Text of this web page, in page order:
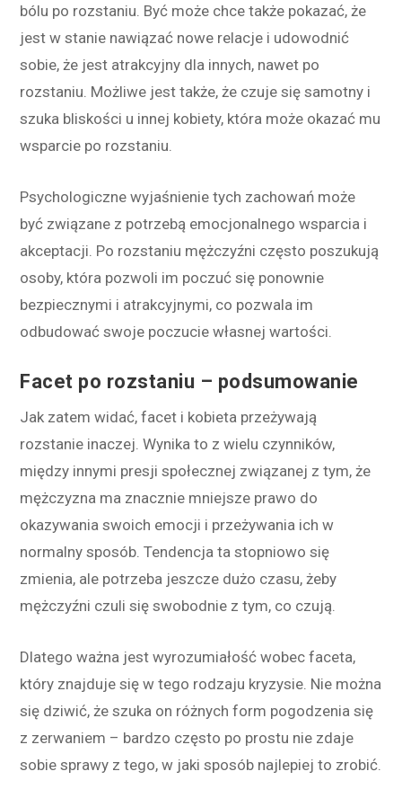
bólu po rozstaniu Być może chce także pokazać, że
jest w stanie nawiązać nowe relacje i udowodnić
sobie, że jest atrakcyjny dla innych, nawet po
rozstaniu Możliwe jest także, że czuje się samotny i
szuka bliskości u innej kobiety, która może okazać mu
wsparcie po rozstaniu
Psychologiczne wyjaśnienie tych zachowań może
być związane z potrzebą emocjonalnego wsparcia i
akceptacji. Po rozstaniu mężczyźni często poszukują
osoby, która pozwoli im poczuć się ponownie
bezpiecznymi i atrakcyjnymi, co pozwala im
odbudować swoje poczucie własnej wartości.
Facet po rozstaniu – podsumowanie
Jak zatem widać, facet i kobieta przeżywają
rozstanie inaczej. Wynika to z wielu czynników,
między innymi presji społecznej związanej z tym, że
mężczyzna ma znacznie mniejsze prawo do
okazywania swoich emocji i przeżywania ich w
normalny sposób. Tendencja ta stopniowo się
zmienia, ale potrzeba jeszcze dużo czasu, żeby
mężczyźni czuli się swobodnie z tym, co czują.
Dlatego ważna jest wyrozumiałość wobec faceta,
który znajduje się w tego rodzaju kryzysie. Nie można
się dziwić, że szuka on różnych form pogodzenia się
z zerwaniem – bardzo często po prostu nie zdaje
sobie sprawy z tego, w jaki sposób najlepiej to zrobić.